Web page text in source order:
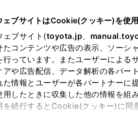
ェブサイトはCookie(クッキー)を使用
ェブサイト(toyota.jp、
たコンテンツや広告の表示、ソーシ
行っています。またユーザーによる
アや広告配信、データ解析の各パー
た情報とユーザーが各パートナーに
用したときに収集した他の情報を組
を続行するとCookie(クッキー)に同
トピックス
現在地を取得できませ
該当する地域・都道府
北海道 旭川
車の魅力 3つの買い方 オンライ